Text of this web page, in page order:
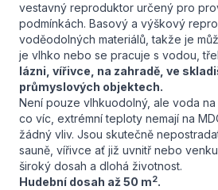
vestavný reproduktor určený pro
podmínkách. Basový a výškový
voděodolných materiálů, takže je
je vlhko nebo se pracuje s vodou,
lázni, vířivce, na zahradě, ve
průmyslových objektech.
Není pouze vlhkuodolný, ale voda na
co víc, extrémní teploty nemají na
žádný vliv. Jsou skutečně
sauně, vířivce ať již uvnitř nebo
široký dosah a dlohá životnost.
Hudební dosah až 50 m2.